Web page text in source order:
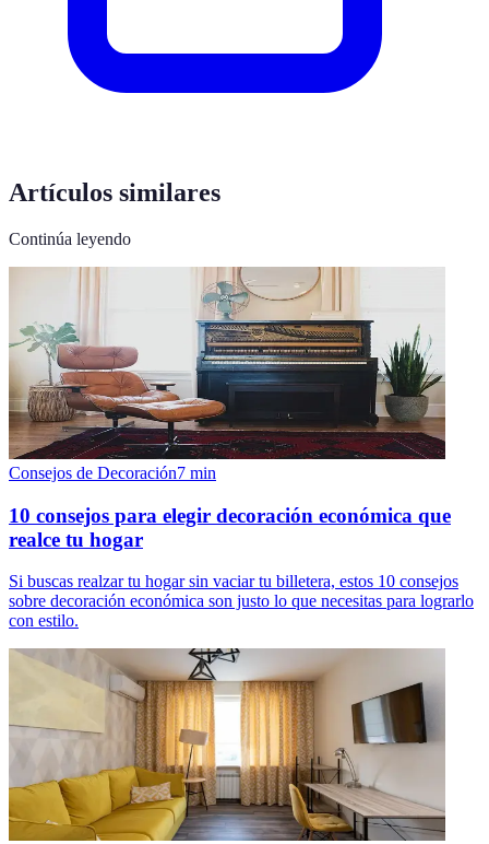
Artículos similares
Continúa leyendo
Consejos de Decoración7 min
10 consejos para elegir decoración económica que
realce tu hogar
Si buscas realzar tu hogar sin vaciar tu billetera, estos 10 consejos
sobre decoración económica son justo lo que necesitas para lograrlo
con estilo.